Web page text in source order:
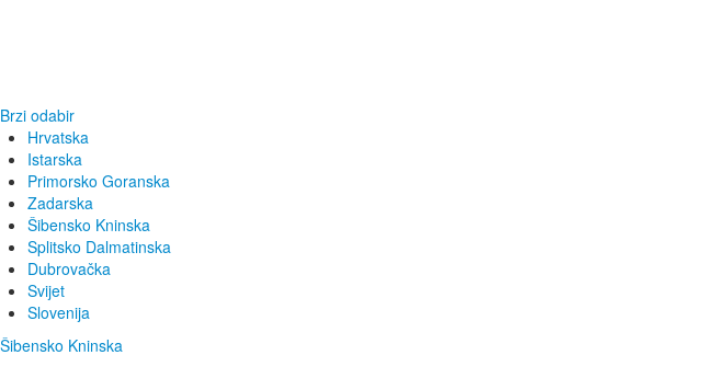
Brzi odabir
Hrvatska
Istarska
Primorsko Goranska
Zadarska
Šibensko Kninska
Splitsko Dalmatinska
Dubrovačka
Svijet
Slovenija
Šibensko Kninska